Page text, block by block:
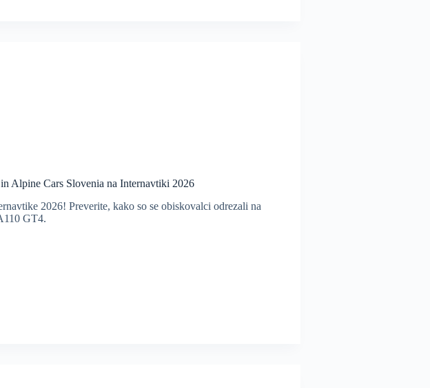
Alpine Cars Slovenia na Internavtiki 2026
2026! Preverite, kako so se obiskovalci odrezali na
GT4.